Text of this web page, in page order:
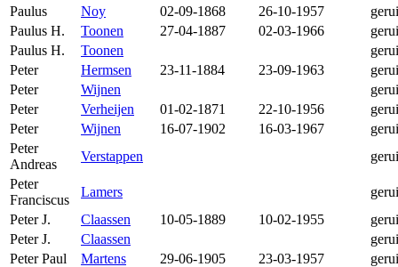
Paulus
Noy 02-09-1868 26-10-1957
Paulus H.
Toonen 27-04-1887 02-03-1966
Paulus H.
Toonen
Peter
Hermsen 23-11-1884 23-09-1963
Peter
Wijnen
Peter
Verheijen 01-02-1871 22-10-1956
Peter
Wijnen 16-07-1902 16-03-1967
Peter
Andreas
Verstappen
Peter
Franciscus
Lamers
Peter J.
Claassen 10-05-1889 10-02-1955
Peter J.
Claassen
Peter Paul
Martens 29-06-1905 23-03-1957